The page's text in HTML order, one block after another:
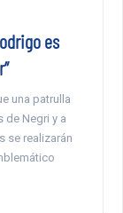
es
una patrulla
de Negri y a
se realizarán